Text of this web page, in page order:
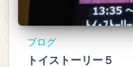
ブログ
トイストーリー５